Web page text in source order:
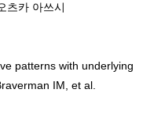
츠카 아쓰시
patterns with underlying
IM, et al.